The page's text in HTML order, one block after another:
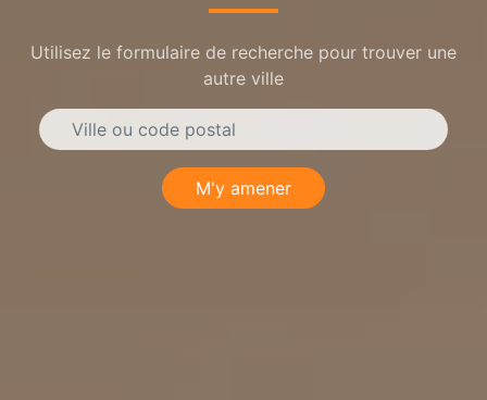
Utilisez le formulaire de recherche pour trouver une
autre ville
M'y amener